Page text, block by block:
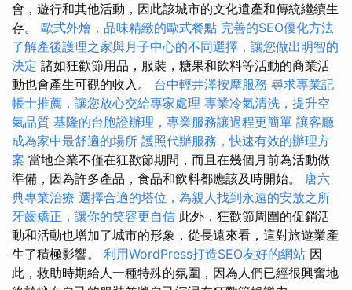
會，遊行和其他活動，因此該城市的文化遺產和傳統繼續生
存。 歐式外燴，品味精緻的歐式餐點 完善的SEO優化方法
了解產後護理之家與月子中心的不同選擇，讓您做出明智的
決定 諸如狂歡節用品，服裝，糖果和飲料等活動的商業活
動也會產生可觀的收入。 台中輕井澤按摩服務 尋求專業記
帳士推薦，讓您放心交給專家處理 專業冷氣清洗，提升空
氣品質 基隆的台胞證辦理，專業服務讓過程更簡單 讓客廳
成為家中最舒適的場所 護照代辦服務，快速有效的辦理方
案 當地企業不僅在狂歡節期間，而且在幾個月前為活動做
準備，因為許多產品，食品和飲料都應該及時開始。 唐六
典專業治療 選擇合適的塔位，為親人找到永遠的安放之所
牙齒矯正，讓你的笑容更自信 此外，狂歡節周圍的促銷活
動和活動也增加了城市的形象，從長遠來看，這對旅遊業產
生了積極影響。 利用WordPress打造SEO友好的網站 因
此，救助時期給人一種特殊的氛圍，因為人們已經很興奮地